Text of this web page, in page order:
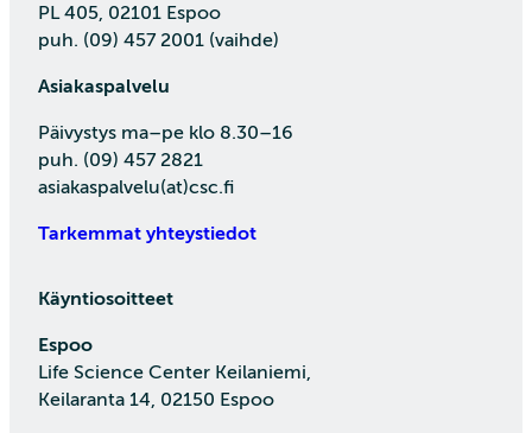
PL 405, 02101 Espoo
puh. (09) 457 2001 (vaihde)
Asiakaspalvelu
Päivystys ma–pe klo 8.30–16
puh. (09) 457 2821
asiakaspalvelu(at)csc.fi
Tarkemmat yhteystiedot
Käyntiosoitteet
Espoo
Life Science Center Keilaniemi,
Keilaranta 14, 02150 Espoo